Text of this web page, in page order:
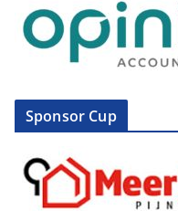
Sponsor Cup